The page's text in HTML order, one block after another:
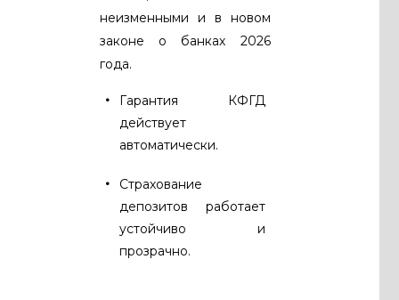
неизменными и в новом
законе о банках 2026
года.
Гарантия КФГД
действует
автоматически.
Страхование
депозитов работает
устойчиво и
прозрачно.